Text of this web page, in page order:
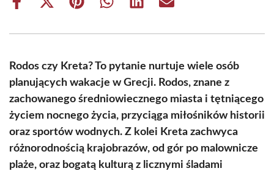
Share
Share
(Twitter)
Share Share Share Share
Rodos czy Kreta? To pytanie nurtuje wiele osób
planujących wakacje w Grecji. Rodos, znane z
zachowanego średniowiecznego miasta i tętniącego
życiem nocnego życia, przyciąga miłośników historii
oraz sportów wodnych. Z kolei Kreta zachwyca
różnorodnością krajobrazów, od gór po malownicze
plaże, oraz bogatą kulturą z licznymi śladami